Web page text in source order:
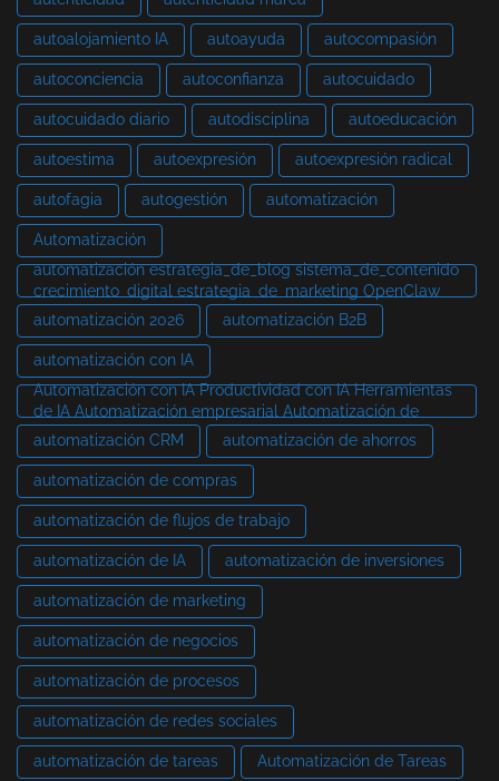
autoalojamiento IA autoayuda autocompasión
autoconciencia autoconfianza autocuidado
autocuidado diario autodisciplina autoeducación
autoestima autoexpresión autoexpresión radical
autofagia autogestión automatización
Automatización
automatización estrategia_de_blog sistema_de_contenido
crecimiento_digital estrategia_de_marketing OpenClaw
automatización 2026
automatización B2B
automatización con IA
Automatización con IA Productividad con IA Herramientas
de IA Automatización empresarial Automatización de
automatización CRM
automatización de ahorros
automatización de compras
automatización de flujos de trabajo
automatización de IA automatización de inversiones
automatización de marketing
automatización de negocios
automatización de procesos
automatización de redes sociales
automatización de tareas Automatización de Tareas